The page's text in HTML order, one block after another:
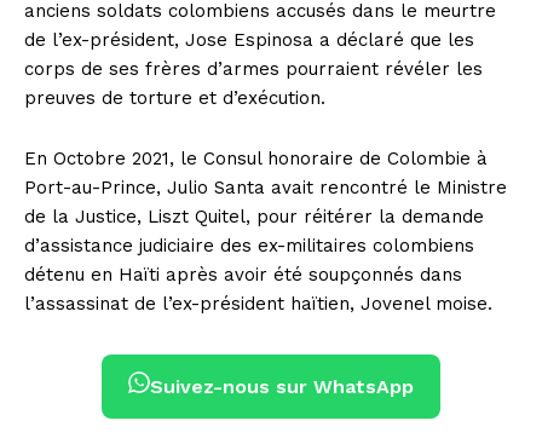
anciens soldats colombiens accusés dans le meurtre
de l’ex-président, Jose Espinosa a déclaré que les
corps de ses frères d’armes pourraient révéler les
preuves de torture et d’exécution.
En Octobre 2021, le Consul honoraire de Colombie à
Port-au-Prince, Julio Santa avait rencontré le Ministre
de la Justice, Liszt Quitel, pour réitérer la demande
d’assistance judiciaire des ex-militaires colombiens
détenu en Haïti après avoir été soupçonnés dans
l’assassinat de l’ex-président haïtien, Jovenel moise.
Suivez-nous sur WhatsApp